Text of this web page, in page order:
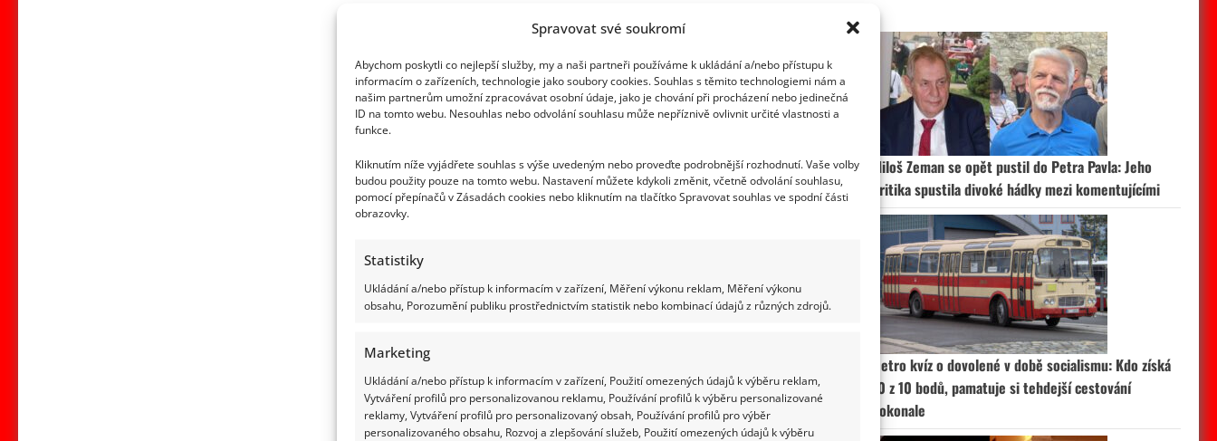
Spravovat své soukromí
Abychom poskytli co nejlepší služby, my a naši partneři používáme k ukládání a/nebo přístupu k
informacím o zařízeních, technologie jako soubory cookies. Souhlas s těmito technologiemi nám a
našim partnerům umožní zpracovávat osobní údaje, jako je chování při procházení nebo jedinečná
ID na tomto webu. Nesouhlas nebo odvolání souhlasu může nepříznivě ovlivnit určité vlastnosti a
funkce.
Kliknutím níže vyjádřete souhlas s výše uvedeným nebo proveďte podrobnější rozhodnutí. Vaše volby
budou použity pouze na tomto webu. Nastavení můžete kdykoli změnit, včetně odvolání souhlasu,
pomocí přepínačů v Zásadách cookies nebo kliknutím na tlačítko Spravovat souhlas ve spodní části
obrazovky.
Statistiky
Ukládání a/nebo přístup k informacím v zařízení, Měření výkonu reklam, Měření výkonu
obsahu, Porozumění publiku prostřednictvím statistik nebo kombinací údajů z různých zdrojů.
Marketing
Ukládání a/nebo přístup k informacím v zařízení, Použití omezených údajů k výběru reklam,
Vytváření profilů pro personalizovanou reklamu, Používání profilů k výběru personalizované
reklamy, Vytváření profilů pro personalizovaný obsah, Používání profilů pro výběr
personalizovaného obsahu, Rozvoj a zlepšování služeb, Použití omezených údajů k výběru
Miloš Zeman se opět pustil do Petra Pavla: Jeho
kritika spustila divoké hádky mezi komentujícími
Retro kvíz o dovolené v době socialismu: Kdo získá
10 z 10 bodů, pamatuje si tehdejší cestování
dokonale